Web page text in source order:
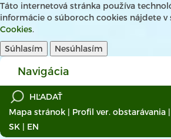
Táto internetová stránka používa
informácie o súboroch cookies nájdete v
Cookies.
Súhlasím
Nesúhlasím
Navigácia
Mapa stránok | Profil ver. obstarávania |
SK | EN